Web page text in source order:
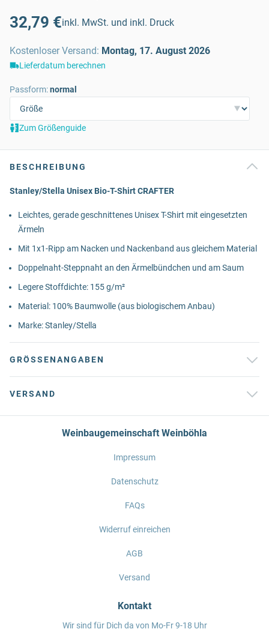
32,79 €inkl. MwSt. und inkl. Druck
Kostenloser Versand: Montag, 17. August 2026
Lieferdatum berechnen
Passform:normal
Zum Größenguide
BESCHREIBUNG
Stanley/Stella Unisex Bio-T-Shirt CRAFTER
Leichtes, gerade geschnittenes Unisex T-Shirt mit eingesetzten
Ärmeln
Mit 1x1-Ripp am Nacken und Nackenband aus gleichem Material
Doppelnaht-Steppnaht an den Ärmelbündchen und am Saum
Legere Stoffdichte: 155 g/m²
Material: 100% Baumwolle (aus biologischem Anbau)
Marke: Stanley/Stella
GRÖSSENANGABEN
VERSAND
Weinbaugemeinschaft Weinböhla
Impressum
Datenschutz
FAQs
Widerruf einreichen
AGB
Versand
Kontakt
Wir sind für Dich da von Mo-Fr 9-18 Uhr